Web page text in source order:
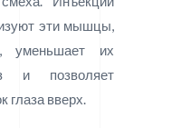
эти мышцы,
уменьшает их
и позволяет
глаза вверх.